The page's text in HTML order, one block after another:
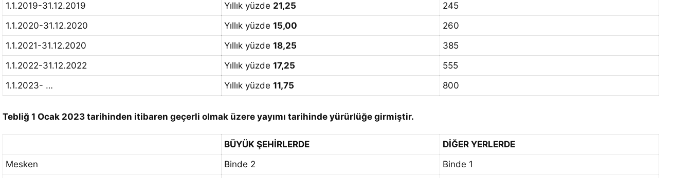
1.1.2019-31.12.2019
Yıllık yüzde 21,25
245
1.1.2020-31.12.2020
Yıllık yüzde 15,00
260
1.1.2021-31.12.2020
Yıllık yüzde 18,25
385
1.1.2022-31.12.2022
Yıllık yüzde 17,25
555
1.1.2023- …
Yıllık yüzde 11,75 800
Tebliğ 1 Ocak 2023 tarihinden itibaren geçerli olmak üzere yayımı tarihinde yürürlüğe girmiştir.
BÜYÜK ŞEHİRLERDE
DİĞER YERLERDE
Mesken
Binde 2
Binde 1